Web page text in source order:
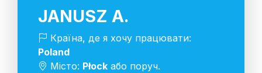
JANUSZ A.
Країна, де я хочу працювати:
Poland
Місто: Płock або поруч.